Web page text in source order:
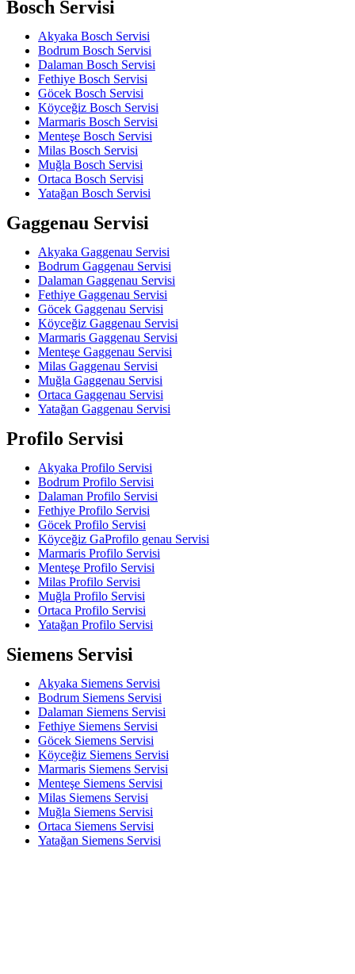
Bosch Servisi
Akyaka Bosch Servisi
Bodrum Bosch Servisi
Dalaman Bosch Servisi
Fethiye Bosch Servisi
Göcek Bosch Servisi
Köyceğiz Bosch Servisi
Marmaris Bosch Servisi
Menteşe Bosch Servisi
Milas Bosch Servisi
Muğla Bosch Servisi
Ortaca Bosch Servisi
Yatağan Bosch Servisi
Gaggenau Servisi
Akyaka Gaggenau Servisi
Bodrum Gaggenau Servisi
Dalaman Gaggenau Servisi
Fethiye Gaggenau Servisi
Göcek Gaggenau Servisi
Köyceğiz Gaggenau Servisi
Marmaris Gaggenau Servisi
Menteşe Gaggenau Servisi
Milas Gaggenau Servisi
Muğla Gaggenau Servisi
Ortaca Gaggenau Servisi
Yatağan Gaggenau Servisi
Profilo Servisi
Akyaka Profilo Servisi
Bodrum Profilo Servisi
Dalaman Profilo Servisi
Fethiye Profilo Servisi
Göcek Profilo Servisi
Köyceğiz GaProfilo genau Servisi
Marmaris Profilo Servisi
Menteşe Profilo Servisi
Milas Profilo Servisi
Muğla Profilo Servisi
Ortaca Profilo Servisi
Yatağan Profilo Servisi
Siemens Servisi
Akyaka Siemens Servisi
Bodrum Siemens Servisi
Dalaman Siemens Servisi
Fethiye Siemens Servisi
Göcek Siemens Servisi
Köyceğiz Siemens Servisi
Marmaris Siemens Servisi
Menteşe Siemens Servisi
Milas Siemens Servisi
Muğla Siemens Servisi
Ortaca Siemens Servisi
Yatağan Siemens Servisi